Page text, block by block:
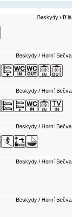
Beskydy / Bílá
Beskydy / Horní Bečva
Beskydy / Horní Bečva
Beskydy / Horní Bečva
Beskydy / Horní Bečva
Beskydy / Horní Bečva